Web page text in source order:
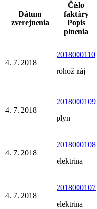
Dátum
zverejnenia
Číslo
faktúry
Popis
plnenia
4. 7. 2018
2018000110
rohož náj
4. 7. 2018
2018000109
plyn
4. 7. 2018
2018000108
elektrina
4. 7. 2018
2018000107
elektrina